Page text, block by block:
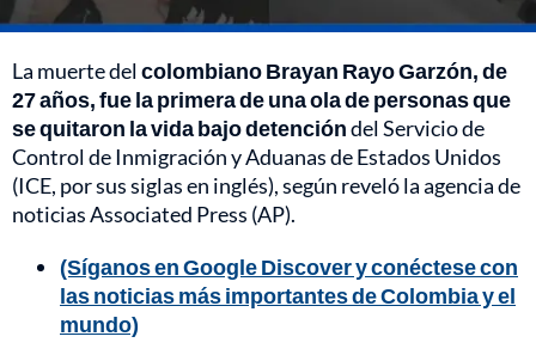
La muerte delcolombiano Brayan Rayo Garzón, de
27 años, fue la primera de una ola de personas que
se quitaron la vida bajo detencióndel Servicio de
Control de Inmigración y Aduanas de Estados Unidos
(ICE, por sus siglas en inglés), según reveló la agencia de
noticias Associated Press (AP).
(Síganos en Google Discover y conéctese con
las noticias más importantes de Colombia y el
mundo)